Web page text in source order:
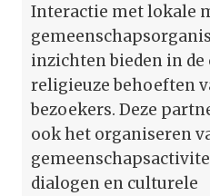
Interactie met lokale
inzichten bieden in
religieuze behoeften
bezoekers. Deze
ook het organiseren
dialogen en culturele